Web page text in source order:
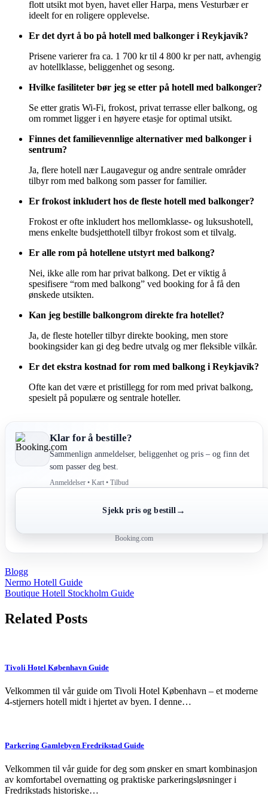
flott utsikt mot byen, havet eller Harpa, mens Vesturbær er
ideelt for en roligere opplevelse.
Er det dyrt å bo på hotell med balkonger i Reykjavík?
Prisene varierer fra ca. 1 700 kr til 4 800 kr per natt, avhengig
av hotellklasse, beliggenhet og sesong.
Hvilke fasiliteter bør jeg se etter på hotell med balkonger?
Se etter gratis Wi-Fi, frokost, privat terrasse eller balkong, og
om rommet ligger i en høyere etasje for optimal utsikt.
Finnes det familievennlige alternativer med balkonger i
sentrum?
Ja, flere hotell nær Laugavegur og andre sentrale områder
tilbyr rom med balkong som passer for familier.
Er frokost inkludert hos de fleste hotell med balkonger?
Frokost er ofte inkludert hos mellomklasse- og luksushotell,
mens enkelte budsjetthotell tilbyr frokost som et tilvalg.
Er alle rom på hotellene utstyrt med balkong?
Nei, ikke alle rom har privat balkong. Det er viktig å
spesifisere “rom med balkong” ved booking for å få den
ønskede utsikten.
Kan jeg bestille balkongrom direkte fra hotellet?
Ja, de fleste hoteller tilbyr direkte booking, men store
bookingsider kan gi deg bedre utvalg og mer fleksible vilkår.
Er det ekstra kostnad for rom med balkong i Reykjavík?
Ofte kan det være et pristillegg for rom med privat balkong,
spesielt på populære og sentrale hoteller.
Klar for å bestille?
Sammenlign anmeldelser, beliggenhet og pris – og finn det
som passer deg best.
Anmeldelser • Kart • Tilbud
Sjekk pris og bestill →
Booking.com
Blogg
Post
navigation
Nermo Hotell Guide
Boutique Hotell Stockholm Guide
Related Posts
Tivoli Hotel København Guide
Velkommen til vår guide om Tivoli Hotel København – et moderne
4-stjerners hotell midt i hjertet av byen. I denne…
Parkering Gamlebyen Fredrikstad Guide
Velkommen til vår guide for deg som ønsker en smart kombinasjon
av komfortabel overnatting og praktiske parkeringsløsninger i
Fredrikstads historiske…